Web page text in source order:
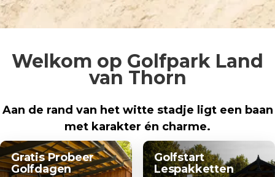
Welkom op Golfpark Land
van Thorn
Aan de rand van het witte stadje ligt een baan
met karakter én charme.
Gratis Probeer
Golfdagen
Golfstart
Lespakketten